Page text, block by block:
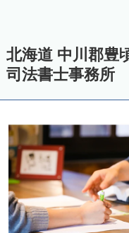
天塩郡遠別町 天塩郡天
常呂郡置戸町 常呂郡佐呂
紋別郡西興部村 紋別郡雄
浦河郡浦河町 様似郡様
河東郡上士幌町 河東郡
北海道 中川郡豊
司法書士事務所